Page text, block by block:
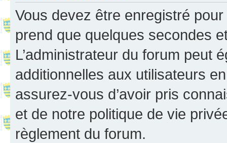
Vous devez être enregistré
prend que quelques secondes
L’administrateur du forum peut
additionnelles aux utilisateurs
assurez-vous d’avoir pris
et de notre politique de vie
règlement du forum.